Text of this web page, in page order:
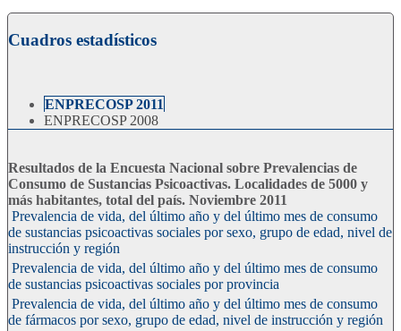
Cuadros estadísticos
ENPRECOSP 2011
ENPRECOSP 2008
Resultados de la Encuesta Nacional sobre Prevalencias de
Consumo de Sustancias Psicoactivas. Localidades de 5000 y
más habitantes, total del país. Noviembre 2011
Prevalencia de vida, del último año y del último mes de consumo
de sustancias psicoactivas sociales por sexo, grupo de edad, nivel de
instrucción y región
Prevalencia de vida, del último año y del último mes de consumo
de sustancias psicoactivas sociales por provincia
Prevalencia de vida, del último año y del último mes de consumo
de fármacos por sexo, grupo de edad, nivel de instrucción y región